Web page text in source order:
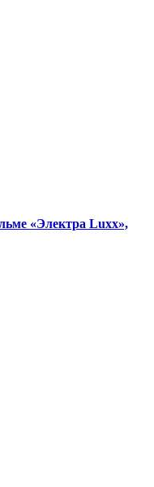
«Электра Luxx»,